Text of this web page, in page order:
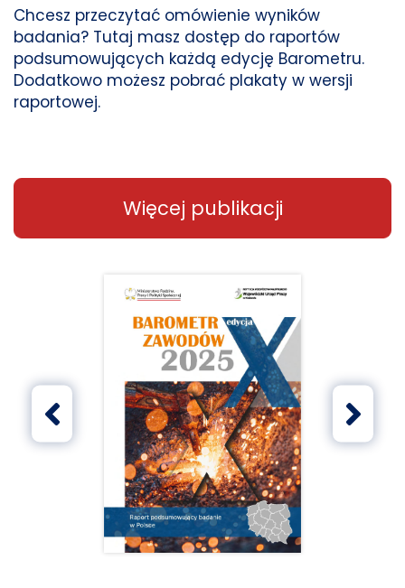
Chcesz przeczytać omówienie wyników
badania? Tutaj masz dostęp do raportów
podsumowujących każdą edycję Barometru.
Dodatkowo możesz pobrać plakaty w wersji
raportowej.
Więcej publikacji
Poprzedni